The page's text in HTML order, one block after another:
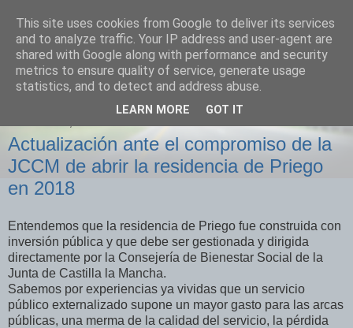
Izquierda Plural
Desde Cuenca para el mundo
Actualización ante el compromiso de la
JCCM de abrir la residencia de Priego
en 2018
Entendemos que la residencia de Priego fue construida con
inversión pública y que debe ser gestionada y dirigida
directamente por la Consejería de Bienestar Social de la
Junta de Castilla la Mancha.
Sabemos por experiencias ya vividas que un servicio
público externalizado supone un mayor gasto para las arcas
públicas, una merma de la calidad del servicio, la pérdida
This site uses cookies from Google to deliver its services
and to analyze traffic. Your IP address and user-agent are
shared with Google along with performance and security
metrics to ensure quality of service, generate usage
statistics, and to detect and address abuse.
LEARN MORE GOT IT